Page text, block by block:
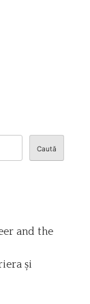
Caută
and the
și